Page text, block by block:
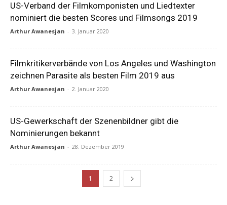
US-Verband der Filmkomponisten und Liedtexter
nominiert die besten Scores und Filmsongs 2019
Arthur Awanesjan - 3. Januar 2020
Filmkritikerverbände von Los Angeles und Washington
zeichnen Parasite als besten Film 2019 aus
Arthur Awanesjan - 2. Januar 2020
US-Gewerkschaft der Szenenbildner gibt die
Nominierungen bekannt
Arthur Awanesjan - 28. Dezember 2019
1 2